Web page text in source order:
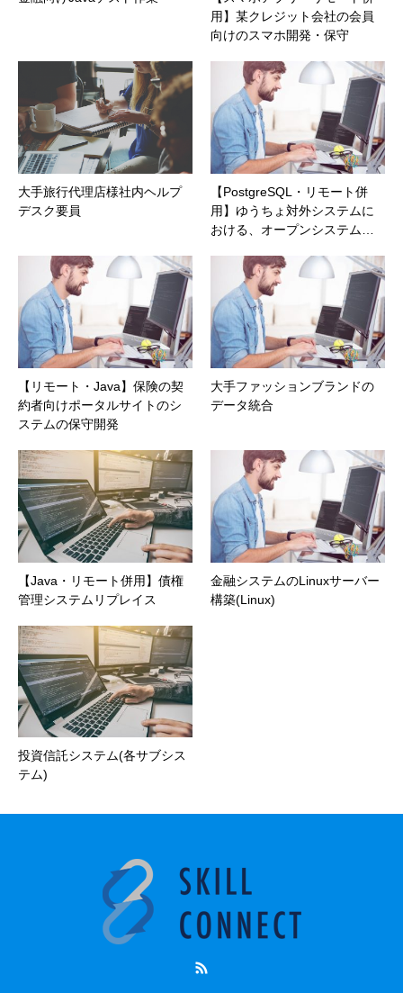
用】某クレジット会社の会員
向けのスマホ開発・保守
大手旅行代理店様社内ヘルプ
デスク要員
【PostgreSQL・リモート併
用】ゆうちょ対外システムに
おける、オープンシステム…
【リモート・Java】保険の契
約者向けポータルサイトのシ
ステムの保守開発
大手ファッションブランドの
データ統合
【Java・リモート併用】債権
管理システムリプレイス
金融システムのLinuxサーバー
構築(Linux)
投資信託システム(各サブシス
テム)